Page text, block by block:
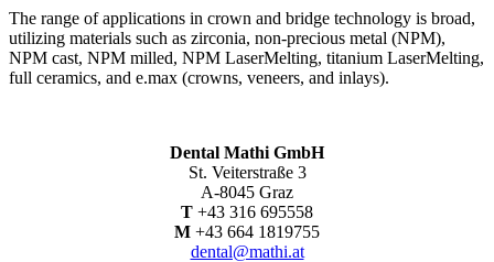
The range of applications in crown and bridge technology is broad,
utilizing materials such as zirconia, non-precious metal (NPM),
NPM cast, NPM milled, NPM LaserMelting, titanium LaserMelting,
full ceramics, and e.max (crowns, veneers, and inlays).
Dental Mathi GmbH
St. Veiterstraße 3
A-8045 Graz
T +43 316 695558
M +43 664 1819755
dental@mathi.at